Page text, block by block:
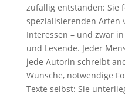
zufällig entstanden: Sie
spezialisierenden Arten
Interessen – und zwar
und Lesende. Jeder
jede Autorin schreibt
Wünsche, notwendige
Texte selbst: Sie